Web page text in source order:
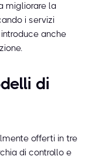
migliorare la
i servizi
anche
di
offerti in tre
di controllo e